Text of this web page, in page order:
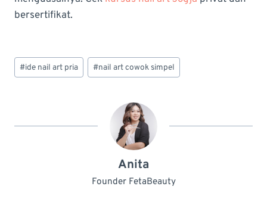
bersertifikat.
Post
Tags:
#ide nail art pria #nail art cowok simpel
Anita
Founder FetaBeauty